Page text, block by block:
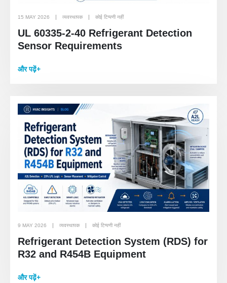
15 MAY 2026 व्यवस्थापक कोई टिप्पणी नहीं
UL 60335-2-40 Refrigerant Detection
Sensor Requirements
और पढ़ें+
9 MAY 2026 व्यवस्थापक कोई टिप्पणी नहीं
Refrigerant Detection System (RDS) for
R32 and R454B Equipment
और पढ़ें+